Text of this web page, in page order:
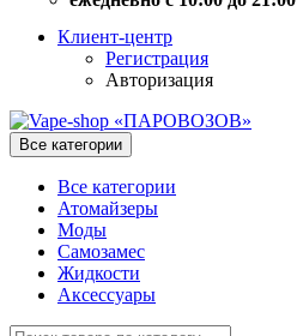
Клиент-центр
Регистрация
Авторизация
Все категории
Все категории
Атомайзеры
Моды
Самозамес
Жидкости
Аксессуары